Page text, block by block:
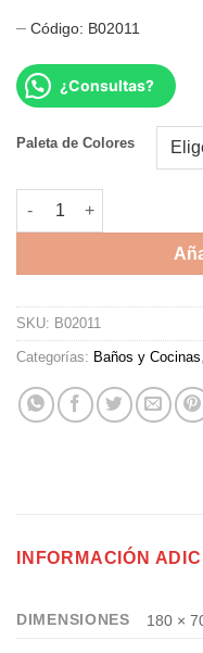
– Código: B02011
¿Consultas?
Paleta de Colores
PORTAMICROHONDAS
SKU: B02011
Categorías: Baños y Cocinas
INFORMACIÓN
DIMENSIONES 180 ×